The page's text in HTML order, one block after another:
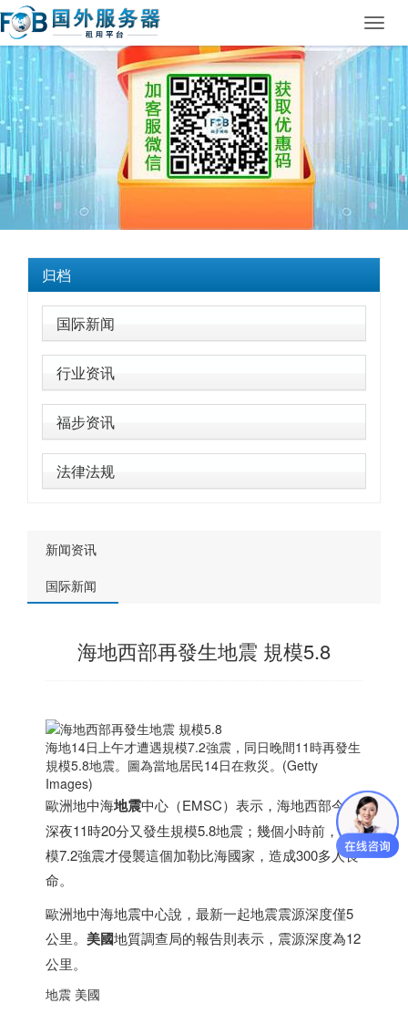
归档
国际新闻
行业资讯
福步资讯
法律法规
新闻资讯
国际新闻
海地西部再發生地震 規模5.8
海地14日上午才遭遇規模7.2強震，同日晚間11時再發生
規模5.8地震。圖為當地居民14日在救災。(Getty
Images)
歐洲地中海地震中心（EMSC）表示，海地西部今天
深夜11時20分又發生規模5.8地震；幾個小時前，規
模7.2強震才侵襲這個加勒比海國家，造成300多人喪
命。
歐洲地中海地震中心說，最新一起地震震源深度僅5
公里。 美國地質調查局的報告則表示，震源深度為12
公里。
地震 美國